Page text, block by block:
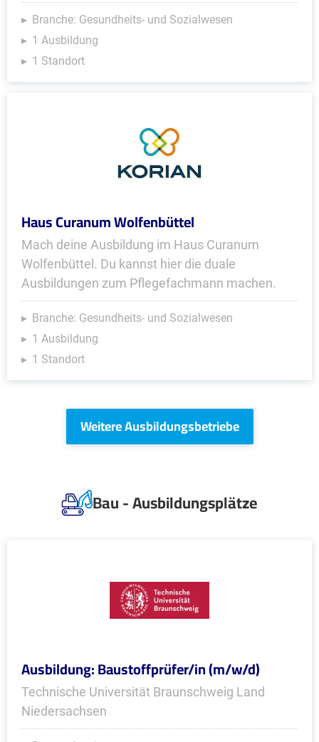
Branche: Gesundheits- und Sozialwesen
1 Ausbildung
1 Standort
Haus Curanum Wolfenbüttel
Mach deine Ausbildung im Haus Curanum
Wolfenbüttel. Du kannst hier die duale
Ausbildungen zum Pflegefachmann machen.
Branche: Gesundheits- und Sozialwesen
1 Ausbildung
1 Standort
Weitere Ausbildungsbetriebe
Bau - Ausbildungsplätze
Ausbildung: Baustoffprüfer/in (m/w/d)
Technische Universität Braunschweig Land
Niedersachsen